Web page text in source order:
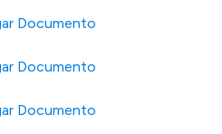
Documento
Documento
Documento